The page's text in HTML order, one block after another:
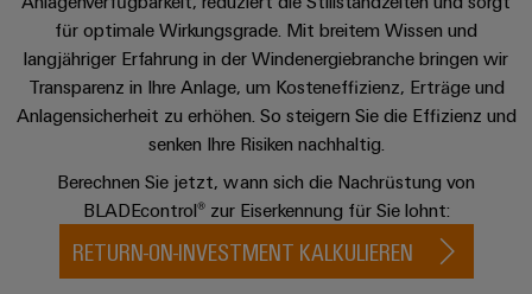
effizient,
zuverlässig,
skalierbar
Energiespeicher
Lösungen
Produkte
für
Energiespeichersysteme
(ESS)
Energieübertragung
Computing
Industrial
5G
Single
Pair
Ethernet
-
komponenten
Anschlussleitungen,
Patchkabel
und
Kabel
SPS
digitale
Planung
easyConnect
Ihre
Industrial
Service
Platform
für
unsere
Partner
Vertrieb
Großhandelssuche
News
Nachhaltigkeit
Weidmüller
Academy
&
Culture
Compliance
Werkstudententätigkeiten
Praktika
Abschlussarbeiten
Neuanfang
für
Studienabbrecher
Offene
ROI-Kalkulator
Hauptlagerschadenserkennung
BLADEcontrol® Produkt-Features
Kundengeschichten & Statements
für optimale Wirkungsgrade. Mit breitem Wissen und
langjähriger Erfahrung in der Windenergiebranche bringen wir
Transparenz in Ihre Anlage, um Kosteneffizienz, Erträge und
Anlagensicherheit zu erhöhen. So steigern Sie die Effizienz und
senken Ihre Risiken nachhaltig.
Berechnen Sie jetzt, wann sich die Nachrüstung von
BLADEcontrol® zur Eiserkennung für Sie lohnt:
RETURN-ON-INVESTMENT KALKULIEREN